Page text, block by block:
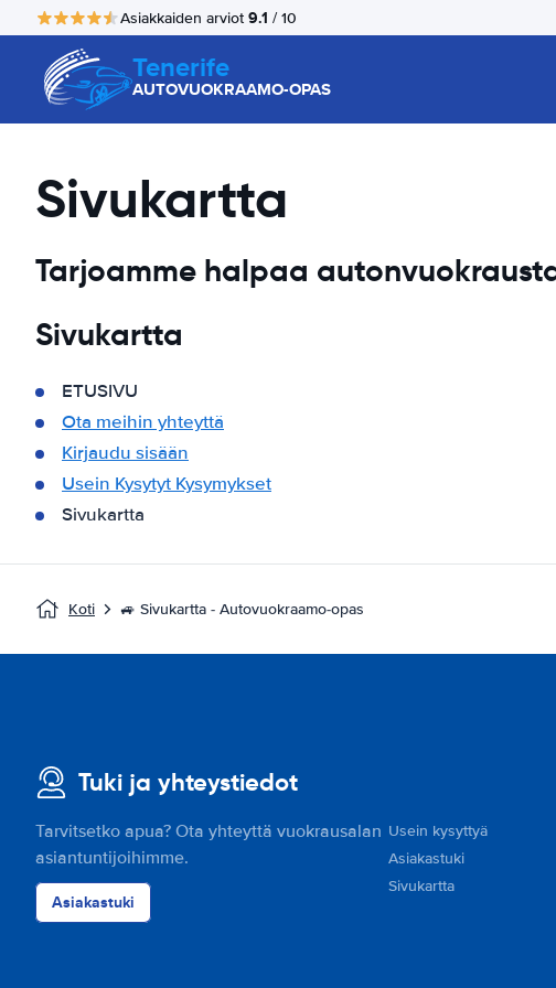
Asiakkaiden arviot 9.1 / 10
Tenerife
AUTOVUOKRAAMO-OPAS
Sivukartta
Tarjoamme halpaa
Sivukartta
ETUSIVU
Ota meihin yhteyttä
Kirjaudu sisään
Usein Kysytyt Kysymykset
Sivukartta
Koti 🚙 Sivukartta - Autovuokraamo-opas
Tuki ja yhteystiedot
Tarvitsetko apua? Ota yhteyttä vuokrausalan
asiantuntijoihimme.
Asiakastuki
Usein kysyttyä
Asiakastuki
Sivukartta